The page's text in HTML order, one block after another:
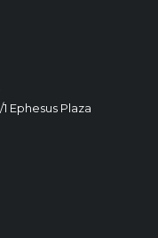
Ephesus Plaza